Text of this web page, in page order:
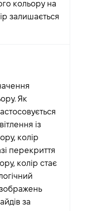
кольору на
залишається
Як
із
колір
перекриття
колір стає
за